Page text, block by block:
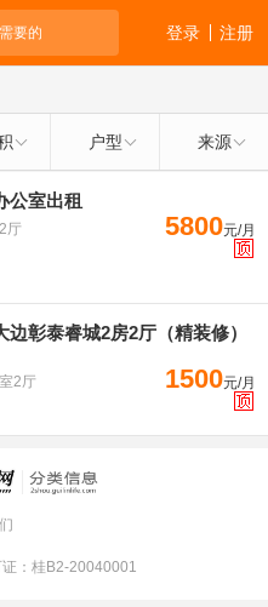
要的 注册
登录
户型 来源
公室出租
厅
5800元/月
彰泰睿城2房2厅（精装修）
2厅
1500元/月
：桂B2-20040001